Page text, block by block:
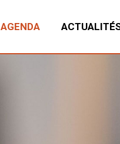
AGENDA